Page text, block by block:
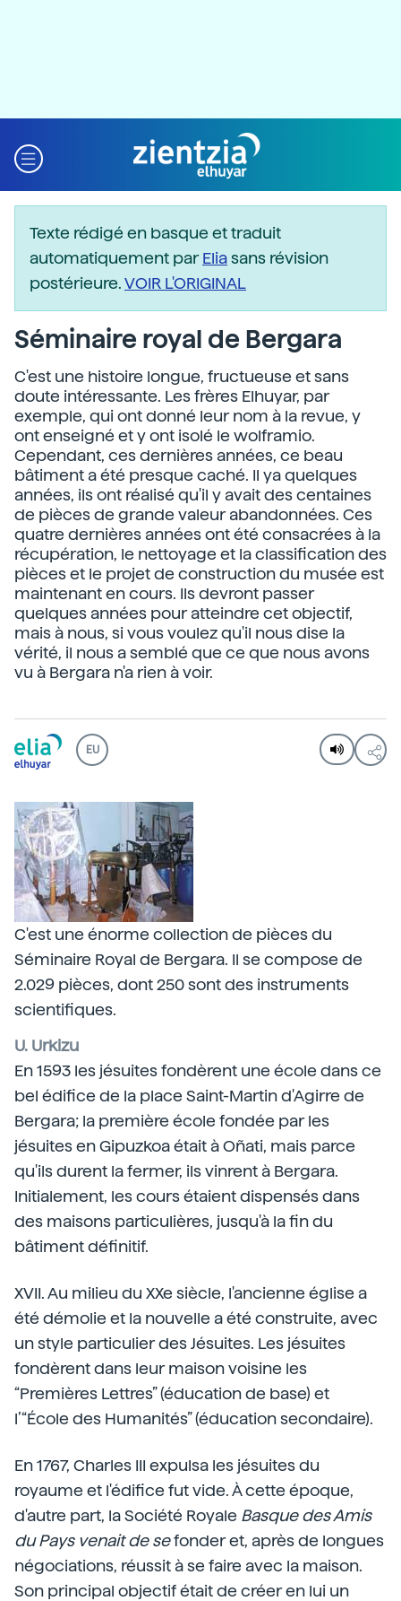
Texte rédigé en basque et traduit
automatiquement parEliasans révision
postérieure.VOIR L'ORIGINAL
Séminaire royal de Bergara
C'est une histoire longue, fructueuse et sans
doute intéressante. Les frères Elhuyar, par
exemple, qui ont donné leur nom à la revue, y
ont enseigné et y ont isolé le wolframio.
Cependant, ces dernières années, ce beau
bâtiment a été presque caché. Il ya quelques
années, ils ont réalisé qu'il y avait des centaines
de pièces de grande valeur abandonnées. Ces
quatre dernières années ont été consacrées à la
récupération, le nettoyage et la classification des
pièces et le projet de construction du musée est
maintenant en cours. Ils devront passer
quelques années pour atteindre cet objectif,
mais à nous, si vous voulez qu'il nous dise la
vérité, il nous a semblé que ce que nous avons
vu à Bergara n'a rien à voir.
EU
C'est une énorme collection de pièces du
Séminaire Royal de Bergara. Il se compose de
2.029 pièces, dont 250 sont des instruments
scientifiques.
U. Urkizu
En 1593 les jésuites fondèrent une école dans ce
bel édifice de la place Saint-Martin d'Agirre de
Bergara; la première école fondée par les
jésuites en Gipuzkoa était à Oñati, mais parce
qu'ils durent la fermer, ils vinrent à Bergara.
Initialement, les cours étaient dispensés dans
des maisons particulières, jusqu'à la fin du
bâtiment définitif.
XVII. Au milieu du XXe siècle, l'ancienne église a
été démolie et la nouvelle a été construite, avec
un style particulier des Jésuites. Les jésuites
fondèrent dans leur maison voisine les
“Premières Lettres” (éducation de base) et
l’“École des Humanités” (éducation secondaire).
En 1767, Charles III expulsa les jésuites du
royaume et l'édifice fut vide. À cette époque,
d'autre part, la Société Royale Basque des Amis
du Pays venait de sefonder et, après de longues
négociations, réussit à se faire avec la maison.
Son principal objectif était de créer en lui un